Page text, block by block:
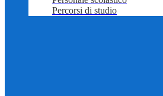
Percorsi di studio